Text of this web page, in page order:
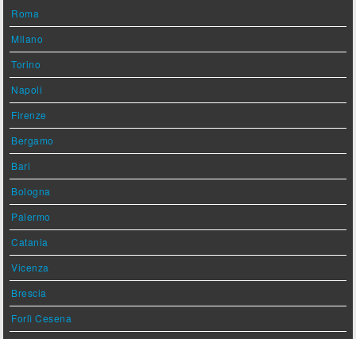
Roma
Milano
Torino
Napoli
Firenze
Bergamo
Bari
Bologna
Palermo
Catania
Vicenza
Brescia
Forlì Cesena